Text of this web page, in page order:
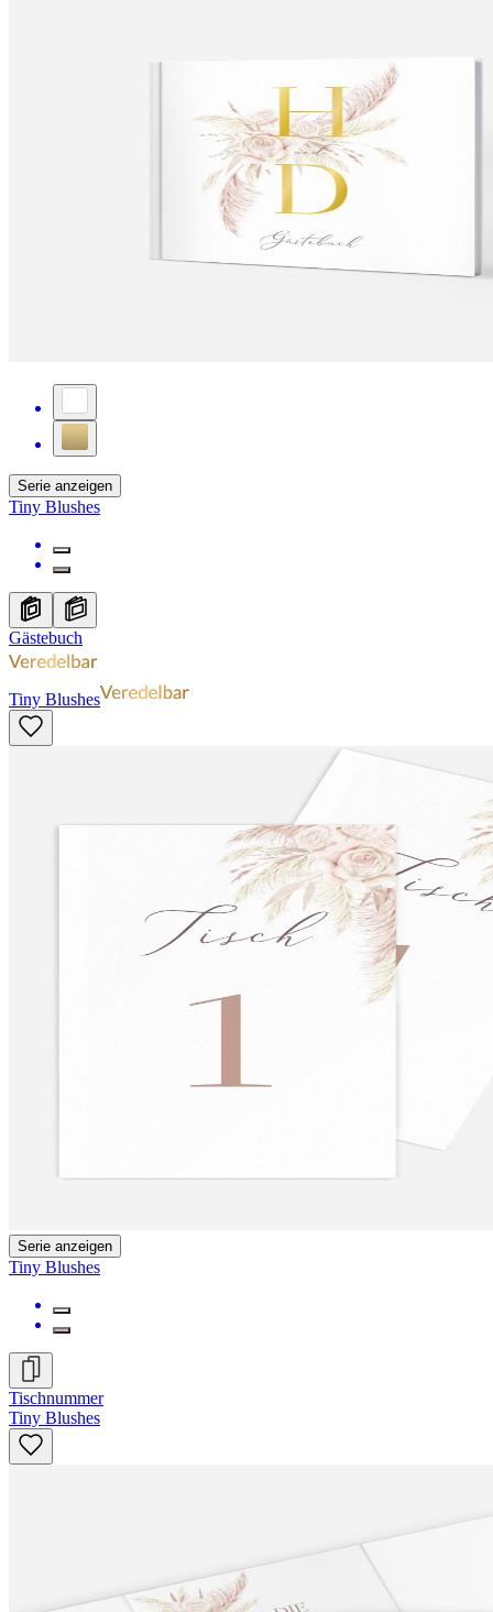
Serie anzeigen
Tiny Blushes
Gästebuch
Tiny Blushes
Serie anzeigen
Tiny Blushes
Tischnummer
Tiny Blushes